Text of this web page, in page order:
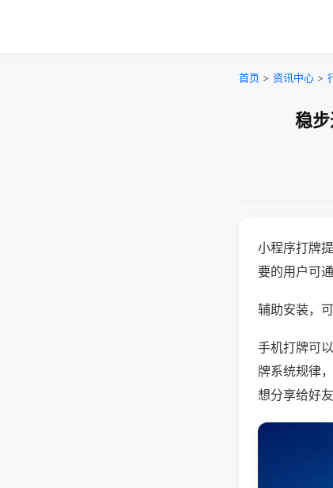
首页 > 资讯中心 >
稳
小程序打牌
要的用户可
辅助安装，
手机打牌可
牌系统规律
想分享给好